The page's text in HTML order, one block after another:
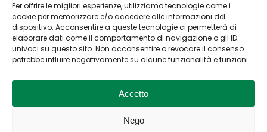
Per offrire le migliori esperienze, utilizziamo tecnologie come i
cookie per memorizzare e/o accedere alle informazioni del
dispositivo. Acconsentire a queste tecnologie ci permetterà di
elaborare dati come il comportamento di navigazione o gli ID
univoci su questo sito. Non acconsentire o revocare il consenso
potrebbe influire negativamente su alcune funzionalità e funzioni.
Accetto
Nego
Copyright © 2026. All Rights Reserved by E D & F Man